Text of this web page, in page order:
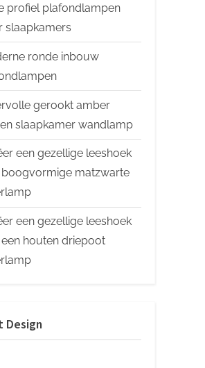
profiel plafondlampen
slaapkamers
ronde inbouw
gerookt amber
slaapkamer wandlamp
een gezellige leeshoek
matzwarte
een gezellige leeshoek
houten driepoot
Design